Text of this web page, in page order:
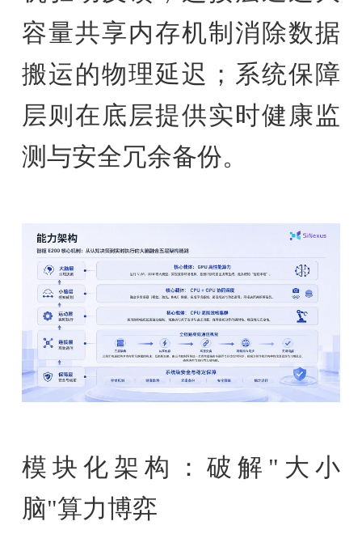
容量共享内存机制消除数据
搬运的物理延迟；系统保障
层则在底层提供实时健康监
测与安全冗余备份。
模块化架构：破解"大小
脑"算力博弈